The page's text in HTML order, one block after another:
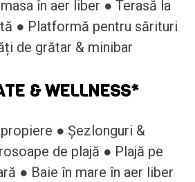
în aer liber ● Terasă la
● Platformă pentru sărituri
de grătar & minibar
& WELLNESS*
● Șezlonguri &
de plajă ● Plajă pe
● Baie în mare în aer liber